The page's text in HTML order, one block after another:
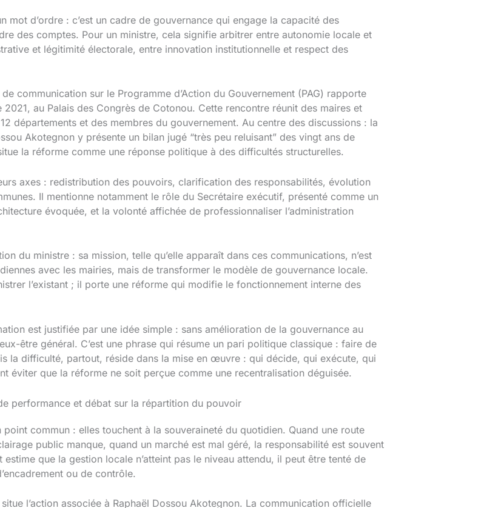
mot d’ordre : c’est un cadre de gouvernance qui engage la capacité des
des comptes. Pour un ministre, cela signifie arbitrer entre autonomie locale et
et légitimité électorale, entre innovation institutionnelle et respect des
communication sur le Programme d’Action du Gouvernement (PAG) rapporte
au Palais des Congrès de Cotonou. Cette rencontre réunit des maires et
départements et des membres du gouvernement. Au centre des discussions : la
Akotegnon y présente un bilan jugé “très peu reluisant” des vingt ans de
la réforme comme une réponse politique à des difficultés structurelles.
axes : redistribution des pouvoirs, clarification des responsabilités, évolution
Il mentionne notamment le rôle du Secrétaire exécutif, présenté comme un
évoquée, et la volonté affichée de professionnaliser l’administration
du ministre : sa mission, telle qu’elle apparaît dans ces communications, n’est
avec les mairies, mais de transformer le modèle de gouvernance locale.
l’existant ; il porte une réforme qui modifie le fonctionnement interne des
est justifiée par une idée simple : sans amélioration de la gouvernance au
être général. C’est une phrase qui résume un pari politique classique : faire de
la difficulté, partout, réside dans la mise en œuvre : qui décide, qui exécute, qui
éviter que la réforme ne soit perçue comme une recentralisation déguisée.
performance et débat sur la répartition du pouvoir
commun : elles touchent à la souveraineté du quotidien. Quand une route
public manque, quand un marché est mal géré, la responsabilité est souvent
estime que la gestion locale n’atteint pas le niveau attendu, il peut être tenté de
ou de contrôle.
l’action associée à Raphaël Dossou Akotegnon. La communication officielle